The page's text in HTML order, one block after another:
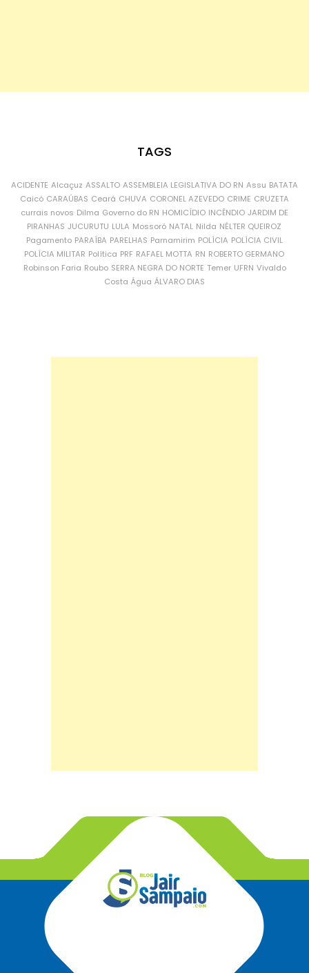
TAGS
ACIDENTE Alcaçuz ASSALTO ASSEMBLEIA LEGISLATIVA DO RN Assu BATATA
Caicó CARAÚBAS Ceará CHUVA CORONEL AZEVEDO CRIME CRUZETA
currais novos Dilma Governo do RN HOMICÍDIO INCÊNDIO JARDIM DE
PIRANHAS JUCURUTU LULA Mossoró NATAL Nilda NÉLTER QUEIROZ
Pagamento PARAÍBA PARELHAS Parnamirim POLÍCIA POLÍCIA CIVIL
POLÍCIA MILITAR Política PRF RAFAEL MOTTA RN ROBERTO GERMANO
Robinson Faria Roubo SERRA NEGRA DO NORTE Temer UFRN Vivaldo
Costa Água ÁLVARO DIAS